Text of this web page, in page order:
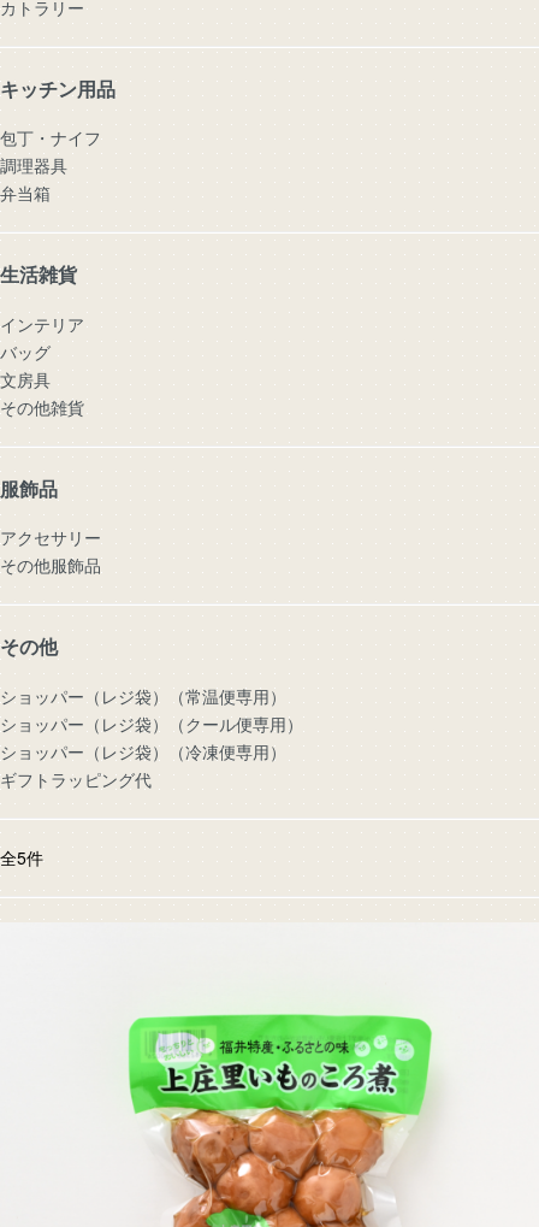
カトラリー
キッチン用品
包丁・ナイフ
調理器具
弁当箱
生活雑貨
インテリア
バッグ
文房具
その他雑貨
服飾品
アクセサリー
その他服飾品
その他
ショッパー（レジ袋）（常温便専用）
ショッパー（レジ袋）（クール便専用）
ショッパー（レジ袋）（冷凍便専用）
ギフトラッピング代
全5件